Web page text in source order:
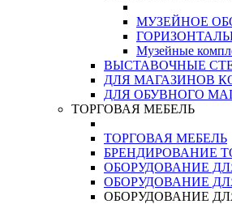
МУЗЕЙНОЕ
Музейные
ВЫСТАВОЧНЫЕ
ДЛЯ МАГАЗИНОВ
ДЛЯ ОБУВНОГО
ТОРГОВАЯ МЕБЕЛЬ
ТОРГОВАЯ МЕБЕЛЬ
БРЕНДИРОВАНИЕ
ОБОРУДОВАНИЕ
ОБОРУДОВАНИЕ
ОБОРУДОВАНИЕ